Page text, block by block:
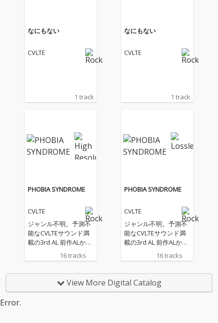
なにもない
CVLTE
1 track
なにもない
CVLTE
1 track
PHOBIA SYNDROME
CVLTE
ジャンル不明。予測不
能なCVLTEサウンド満
載の3rd AL 前作ALから
1年10ヶ月ぶりとなるC
VLTE の新作アルバム
は、CVLTEにとって初
のアニメタイアップを
16 tracks
PHOBIA SYNDROME
CVLTE
ジャンル不明。予測不
能なCVLTEサウンド満
載の3rd AL 前作ALから
1年10ヶ月ぶりとなるC
VLTE の新作アルバム
は、CVLTEにとって初
のアニメタイアップを
16 tracks
View More Digital Catalog
Error.